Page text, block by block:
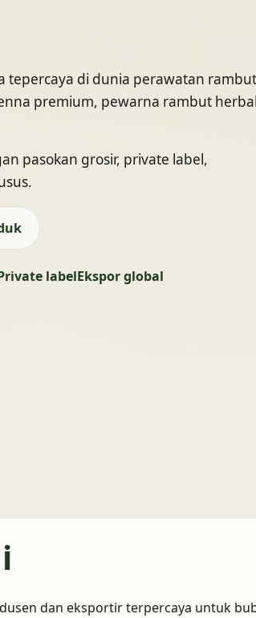
tepercaya di dunia perawatan rambut
premium, pewarna rambut
pasokan grosir, private label,
labelEkspor global
dan eksportir terpercaya untuk